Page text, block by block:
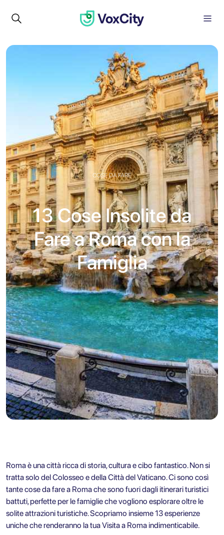
COSE DA FARE
13 Cose Insolite da
Fare a Roma con la
Famiglia
Roma è una città ricca di storia, cultura e cibo fantastico. Non si
tratta solo del Colosseo e della Città del Vaticano. Ci sono così
tantecose da fare a Romache sono fuori dagli itinerari turistici
battuti, perfette per le famiglie che vogliono esplorare oltre le
solite attrazioni turistiche. Scopriamo insieme 13 esperienze
uniche che renderanno la tuaVisita a Roma indimenticabile.